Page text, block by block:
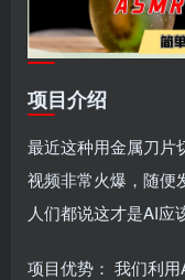
项目介绍
最近这种用金属刀片
视频非常火爆，随便
人们都说这才是AI应
项目优势： 我们利